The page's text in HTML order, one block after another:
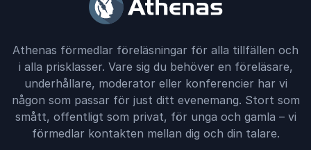
Athenas förmedlar föreläsningar för alla tillfällen och
i alla prisklasser. Vare sig du behöver en föreläsare,
underhållare, moderator eller konferencier har vi
någon som passar för just ditt evenemang. Stort som
smått, offentligt som privat, för unga och gamla – vi
förmedlar kontakten mellan dig och din talare.